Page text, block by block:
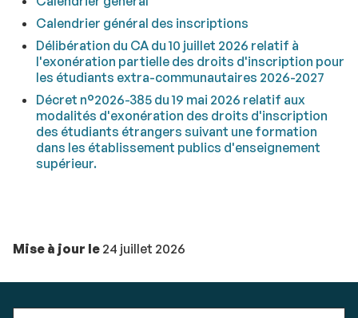
Calendrier général des inscriptions
Délibération du CA du 10 juillet 2026 relatif à
l'exonération partielle des droits d'inscription pour
les étudiants extra-communautaires 2026-2027
Décret n°2026-385 du 19 mai 2026 relatif aux
modalités d'exonération des droits d'inscription
des étudiants étrangers suivant une formation
dans les établissement publics d'enseignement
supérieur.
Mise à jour le 24 juillet 2026